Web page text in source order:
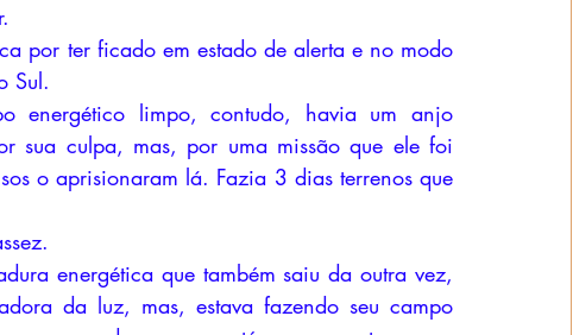
por ter ficado em estado de alerta e no modo
Sul.
energético limpo, contudo, havia um anjo
sua culpa, mas, por uma missão que ele foi
o aprisionaram lá. Fazia 3 dias terrenos que
energética que também saiu da outra vez,
da luz, mas, estava fazendo seu campo